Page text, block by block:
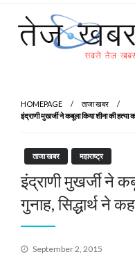
Skip
content
HOMEPAGE
ताजा खबर
इंद्राणी मुखर्जी ने कबूला किया शीना की हत्या
ताजा खबर महाराष्ट्र
इंद्राणी मुखर्जी ने
गुनाह, सिद्धार्थ ने
Posted
September 2, 2015